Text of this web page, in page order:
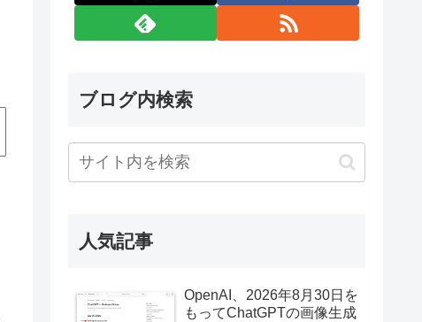
ブログ内検索
人気記事
OpenAI、2026年8月30日を
もってChatGPTの画像生成